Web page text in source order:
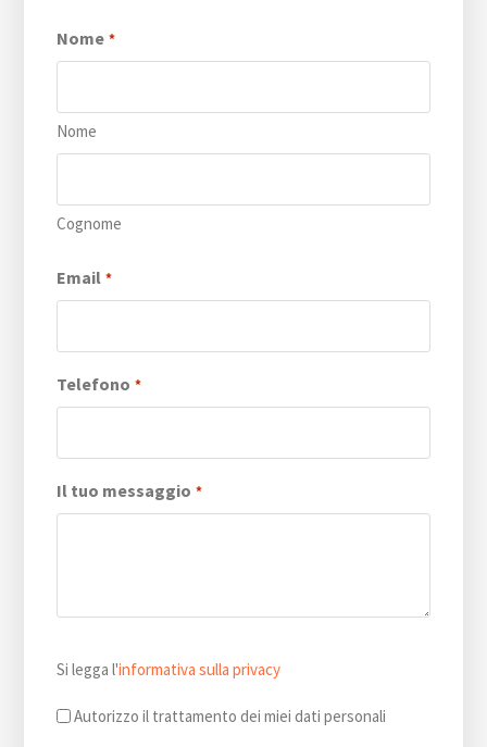
Nome *
Nome
Cognome
Email *
Telefono *
Il tuo messaggio *
legga
l'informativa
Si legga l'informativa sulla privacy
Autorizzo il trattamento dei miei dati personali